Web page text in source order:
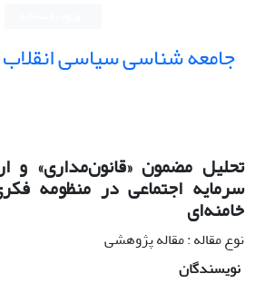
جامعه شناسی سیاسی
تحلیل مضمون «قانون‌مداری» و
سرمایه اجتماعی در منظومه
خامنه‌ای
نوع مقاله : مقاله پژوهشی
نویسندگان